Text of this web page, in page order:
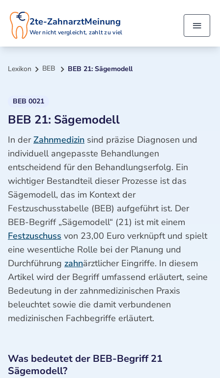
2te-ZahnarztMeinung
Wer nicht vergleicht, zahlt zu viel
Lexikon BEB BEB 21: Sägemodell
BEB 0021
BEB 21: Sägemodell
In derZahnmedizin sind präzise Diagnosen und
individuell angepasste Behandlungen
entscheidend für den Behandlungserfolg. Ein
wichtiger Bestandteil dieser Prozesse ist das
Sägemodell, das im Kontext der
Festzuschusstabelle (BEB) aufgeführt ist. Der
BEB-Begriff „Sägemodell“ (21) ist mit einem
Festzuschuss von 23,00 Euro verknüpft und spielt
eine wesentliche Rolle bei der Planung und
Durchführung zahnärztlicher Eingriffe. In diesem
Artikel wird der Begriff umfassend erläutert, seine
Bedeutung in der zahnmedizinischen Praxis
beleuchtet sowie die damit verbundenen
medizinischen Fachbegriffe erläutert.
Was bedeutet der BEB-Begriff 21
Sägemodell?